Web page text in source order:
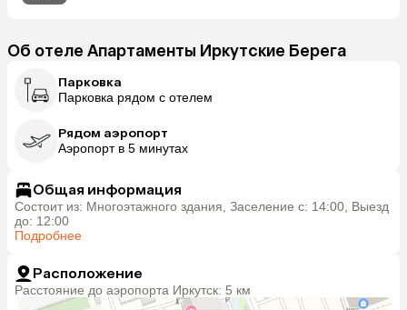
Об отеле Апартаменты Иркутские Берега
Парковка
Парковка рядом с отелем
Рядом аэропорт
Аэропорт в 5 минутах
Общая информация
Состоит из: Многоэтажного здания, Заселение с: 14:00, Выезд
до: 12:00
Подробнее
Расположение
Расстояние до аэропорта Иркутск: 5 км